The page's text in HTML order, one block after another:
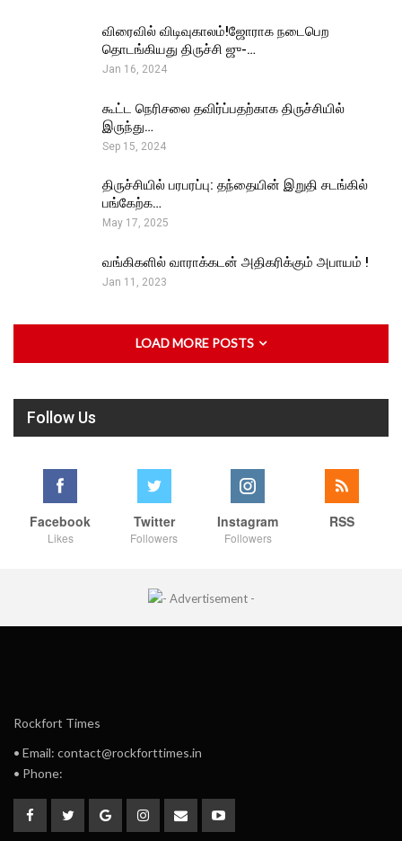
விரைவில் விடிவுகாலம்!ஜோராக நடைபெற
தொடங்கியது திருச்சி ஜு-…
Jan 16, 2024
கூட்ட நெரிசலை தவிர்ப்பதற்காக திருச்சியில்
இருந்து…
Sep 15, 2024
திருச்சியில் பரபரப்பு: தந்தையின் இறுதி சடங்கில்
பங்கேற்க…
May 17, 2025
வங்கிகளில் வாராக்கடன் அதிகரிக்கும் அபாயம் !
Jan 11, 2023
LOAD MORE POSTS
Follow Us
Facebook
Likes
Twitter
Followers
Instagram
Followers
RSS
Rockfort Times
• Email: contact@rockforttimes.in
• Phone: